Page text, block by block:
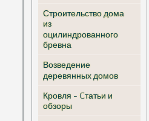
Строительство дома
из
оцилиндрованного
бревна
Возведение
деревянных домов
Кровля - Cтатьи и
обзоры